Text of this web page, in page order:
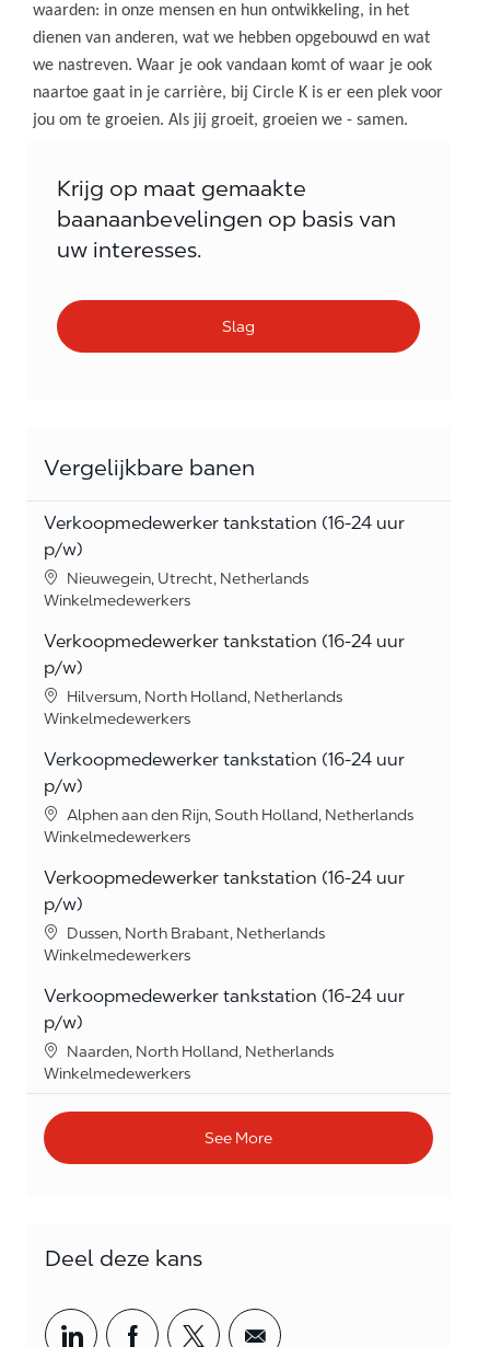
waarden: in onze mensen en hun ontwikkeling, in het
dienen van anderen, wat we hebben opgebouwd en wat
we nastreven. Waar je ook vandaan komt of waar je ook
naartoe gaat in je carrière, bij Circle K is er een plek voor
jou om te groeien. Als jij groeit, groeien we - samen.
Krijg op maat gemaakte
baanaanbevelingen op basis van
uw interesses.
Slag
Vergelijkbare banen
Verkoopmedewerker tankstation (16-24 uur
p/w)
Location
Nieuwegein, Utrecht, Netherlands
Category
Winkelmedewerkers
Verkoopmedewerker tankstation (16-24 uur
p/w)
Location
Hilversum, North Holland, Netherlands
Category
Winkelmedewerkers
Verkoopmedewerker tankstation (16-24 uur
p/w)
Location
Alphen aan den Rijn, South Holland, Netherlands
Category
Winkelmedewerkers
Verkoopmedewerker tankstation (16-24 uur
p/w)
Location
Dussen, North Brabant, Netherlands
Category
Winkelmedewerkers
Verkoopmedewerker tankstation (16-24 uur
p/w)
Location
Naarden, North Holland, Netherlands
Category
Winkelmedewerkers
See More
Deel deze kans
Share via LinkedIn
Share via Facebook
Share via twitter
Share via email